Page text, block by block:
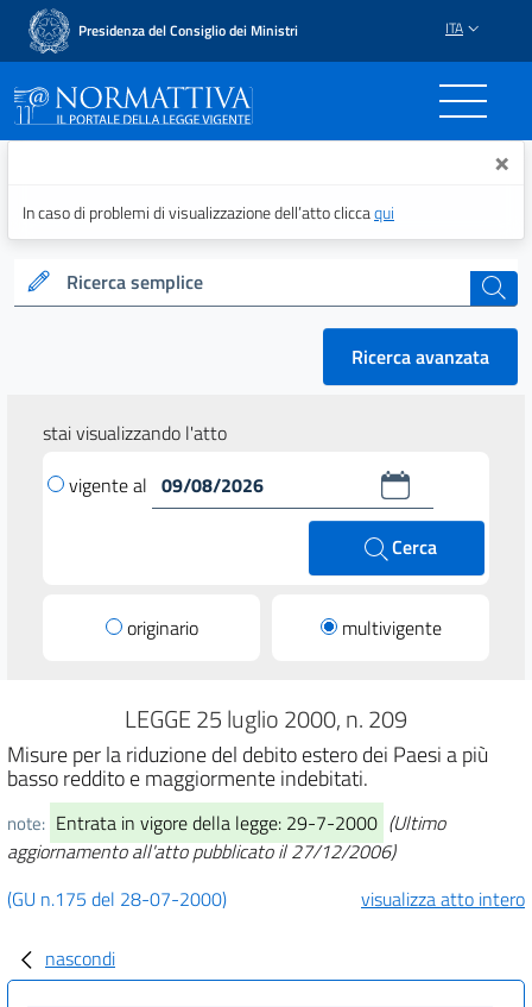
Presidenza del Consiglio dei Ministri ITA
Normattiva - Il portale ×
In caso di problemi di visualizzazione dell’atto cliccaqui
Ricerca semplice cerca
Ricerca avanzata
stai visualizzando l'atto
vigente al
Cerca
originario multivigente
LEGGE 25 luglio 2000, n. 209
Misure per la riduzione del debito estero dei Paesi a più
basso reddito e maggiormente indebitati.
note: Entrata in vigore della legge: 29-7-2000 (Ultimo
aggiornamento all'atto pubblicato il 27/12/2006)
(GU n.175 del 28-07-2000)
visualizza atto intero
nascondi